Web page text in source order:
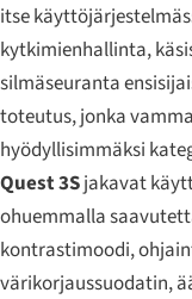
itse
kytkimienhallinta,
silmäseuranta
toteutus, jonka
hyödyllisimmäksi
Quest 3Sjakavat
ohuemmalla
kontrastimoodi,
värikorjaussuodatin,